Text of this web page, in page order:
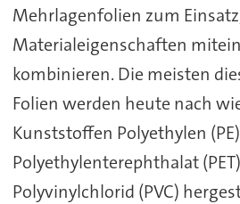
Mehrlagenfolien zum
Materialeigenschaften
kombinieren. Die meisten
Folien werden heute nach
Kunststoffen Polyethylen
Polyethylenterephthalat
Polyvinylchlorid (PVC)